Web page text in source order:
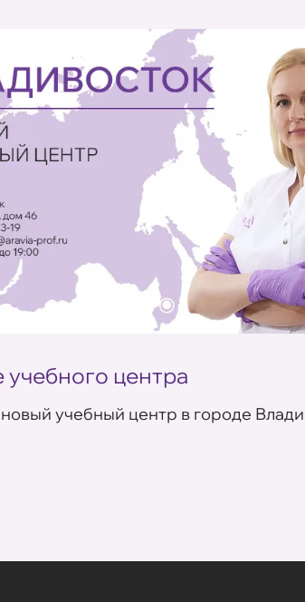
центра
учебный центр в городе